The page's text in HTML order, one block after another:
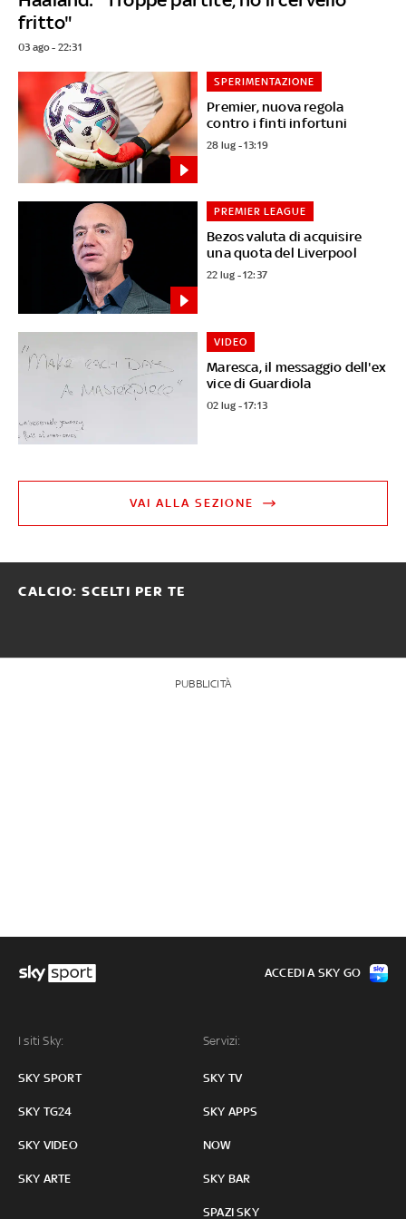
fritto"
03 ago - 22:31
Premier, nuova regola
contro i finti infortuni
SPERIMENTAZIONE
28 lug - 13:19
Bezos valuta di acquisire
una quota del Liverpool
PREMIER LEAGUE
22 lug - 12:37
Maresca, il messaggio dell'ex
vice di Guardiola
VIDEO
02 lug - 17:13
VAI ALLA SEZIONE
CALCIO: SCELTI PER TE
PUBBLICITÀ
I siti Sky:
SKY SPORT
SKY TG24
SKY VIDEO
SKY ARTE
Servizi:
SKY TV
SKY APPS
NOW
SKY BAR
SPAZI SKY
ACCEDI A SKY GO